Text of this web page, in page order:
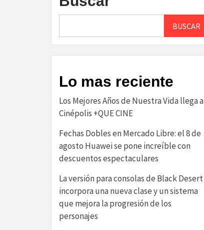
BUSCAR
Lo mas reciente
Los Mejores Años de Nuestra Vida llega a
Cinépolis +QUE CINE
Fechas Dobles en Mercado Libre: el 8 de
agosto Huawei se pone increíble con
descuentos espectaculares
La versión para consolas de Black Desert
incorpora una nueva clase y un sistema
que mejora la progresión de los
personajes